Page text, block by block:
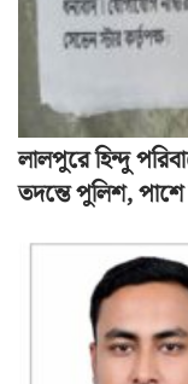
লালপুরে হিন্দু
তদন্তে পুলিশ,